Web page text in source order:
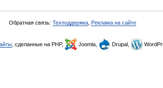
Обратная связь: Техподдержка Реклама на сайте
, сделанные на PHP, Joomla, Drupal,